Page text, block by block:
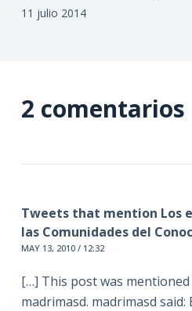
11 julio 2014
2 comentarios
Tweets that mention Los
las Comunidades del
MAY 13, 2010 / 12:32
[…] This post was
madrimasd. madrimasd